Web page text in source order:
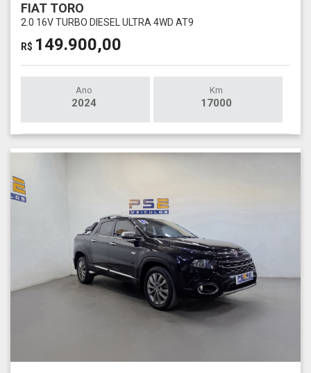
FIAT TORO
2.0 16V TURBO DIESEL ULTRA 4WD AT9
R$ 149.900,00
Ano
2024
Km
17000